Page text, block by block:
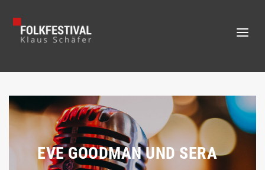
EVE GOODMAN UND SERA